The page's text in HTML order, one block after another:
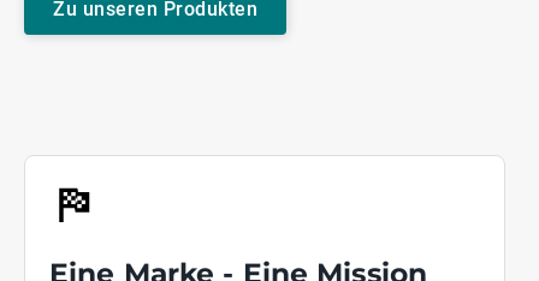
Zu unseren Produkten
Eine Marke - Eine Mission